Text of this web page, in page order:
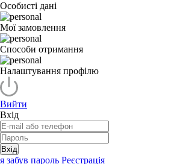
Особисті дані
Мої замовлення
Способи отримання
Налаштування профілю
Вийти
Вхід
Вхід
я забув пароль Реєстрація